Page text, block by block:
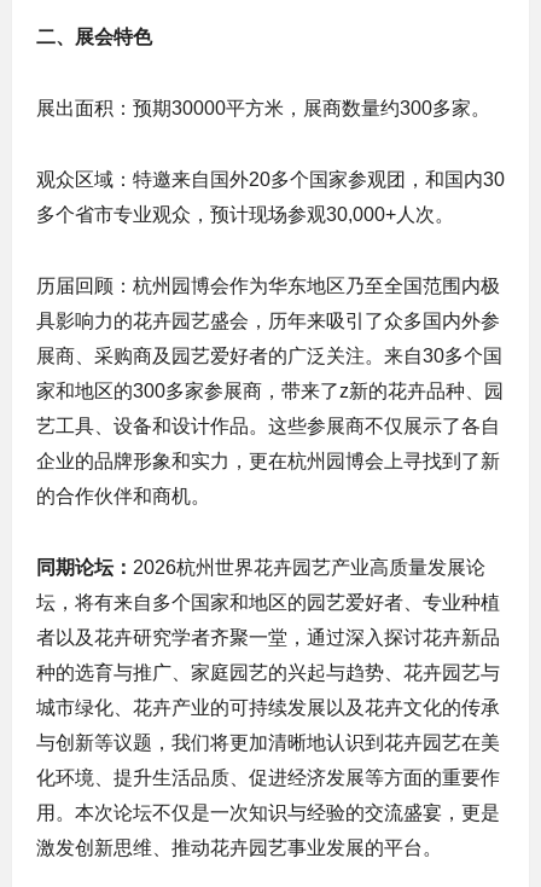
二、展会特色
展出面积：预期30000平方米，展商数量约300多家。
观众区域：特邀来自国外20多个国家参观团，和国内30
多个省市专业观众，预计现场参观30,000+人次。
历届回顾：杭州园博会作为华东地区乃至全国范围内极
具影响力的花卉园艺盛会，历年来吸引了众多国内外参
展商、采购商及园艺爱好者的广泛关注。来自30多个国
家和地区的300多家参展商，带来了z新的花卉品种、园
艺工具、设备和设计作品。这些参展商不仅展示了各自
企业的品牌形象和实力，更在杭州园博会上寻找到了新
的合作伙伴和商机。
同期论坛： 2026杭州世界花卉园艺产业高质量发展论
坛，将有来自多个国家和地区的园艺爱好者、专业种植
者以及花卉研究学者齐聚一堂，通过深入探讨花卉新品
种的选育与推广、家庭园艺的兴起与趋势、花卉园艺与
城市绿化、花卉产业的可持续发展以及花卉文化的传承
与创新等议题，我们将更加清晰地认识到花卉园艺在美
化环境、提升生活品质、促进经济发展等方面的重要作
用。本次论坛不仅是一次知识与经验的交流盛宴，更是
激发创新思维、推动花卉园艺事业发展的平台。